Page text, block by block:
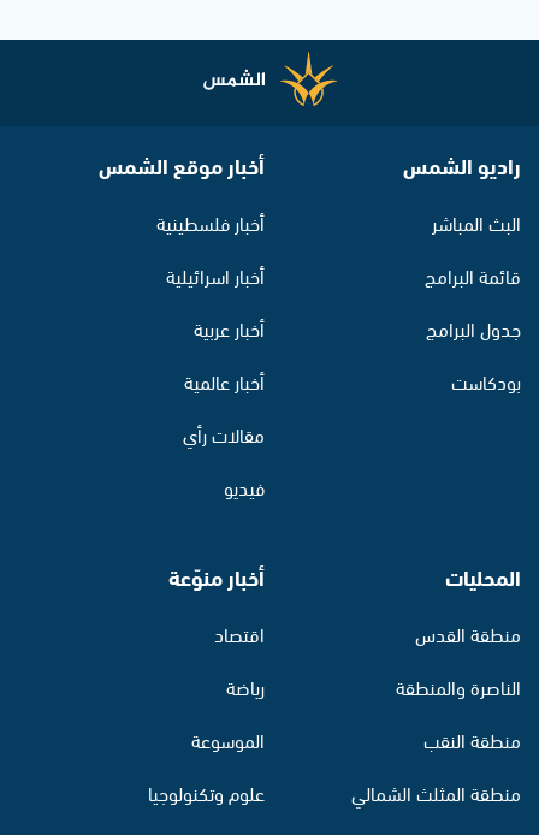
راديو الشمس
البث المباشر
قائمة البرامج
جدول البرامج
بودكاست
أخبار موقع الشمس
أخبار فلسطينية
أخبار اسرائيلية
أخبار عربية
أخبار عالمية
مقالات رأي
فيديو
المحليات
منطقة القدس
الناصرة والمنطقة
منطقة النقب
منطقة المثلث الشمالي
أخبار منوّعة
اقتصاد
رياضة
الموسوعة
علوم وتكنولوجيا